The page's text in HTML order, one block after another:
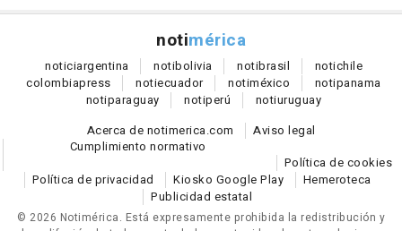
notimérica
noticiargentina notibolivia notibrasil notichile
colombiapress notiecuador notiméxico notipanama
notiparaguay notiperú notiuruguay
Acerca de notimerica.com
Aviso legal
Cumplimiento normativo
Política de cookies
Política de privacidad
Kiosko Google Play
Hemeroteca
Publicidad estatal
© 2026 Notimérica. Está expresamente prohibida la redistribución y